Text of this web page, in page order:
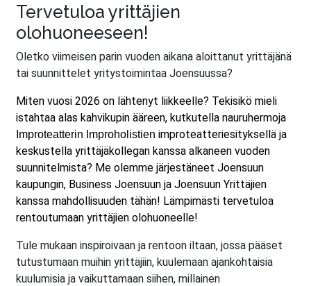
Tervetuloa yrittäjien
olohuoneeseen!
Oletko viimeisen parin vuoden aikana aloittanut yrittäjänä
tai suunnittelet yritystoimintaa Joensuussa?
Miten vuosi 2026 on lähtenyt liikkeelle? Tekisikö mieli
istahtaa alas kahvikupin ääreen, kutkutella nauruhermoja
Improteatterin Improholistien improteatteriesityksellä ja
keskustella yrittäjäkollegan kanssa alkaneen vuoden
suunnitelmista? Me olemme järjestäneet Joensuun
kaupungin, Business Joensuun ja Joensuun Yrittäjien
kanssa mahdollisuuden tähän! Lämpimästi tervetuloa
rentoutumaan yrittäjien olohuoneelle!
Tule mukaan inspiroivaan ja rentoon iltaan, jossa pääset
tutustumaan muihin yrittäjiin, kuulemaan ajankohtaisia
kuulumisia ja vaikuttamaan siihen, millainen